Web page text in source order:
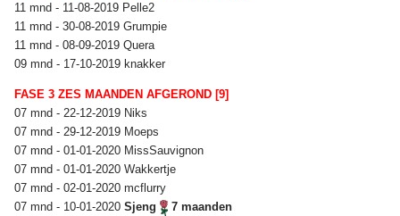
11 mnd - 11-08-2019 Pelle2
11 mnd - 30-08-2019 Grumpie
11 mnd - 08-09-2019 Quera
09 mnd - 17-10-2019 knakker
FASE 3 ZES MAANDEN AFGEROND [9]
07 mnd - 22-12-2019 Niks
07 mnd - 29-12-2019 Moeps
07 mnd - 01-01-2020 MissSauvignon
07 mnd - 01-01-2020 Wakkertje
07 mnd - 02-01-2020 mcflurry
07 mnd - 10-01-2020 Sjeng 7 maanden